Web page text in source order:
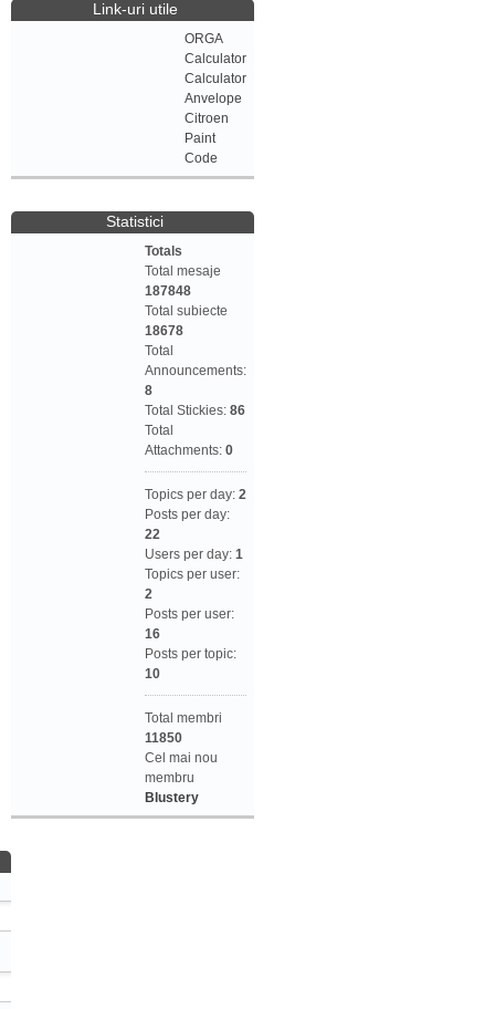
Link-uri utile
ORGA
Calculator
Calculator
Anvelope
Citroen
Paint
Code
Statistici
Totals
Total mesaje
187848
Total subiecte
18678
Total
Announcements:
8
Total Stickies: 86
Total
Attachments: 0
Topics per day: 2
Posts per day:
22
Users per day: 1
Topics per user:
2
Posts per user:
16
Posts per topic:
10
Total membri
11850
Cel mai nou
membru
Blustery